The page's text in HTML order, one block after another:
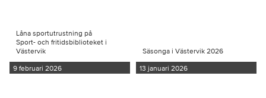
Låna sportutrustning på
Sport- och fritidsbiblioteket i
Västervik
9 februari 2026
Säsonga i Västervik 2026
13 januari 2026